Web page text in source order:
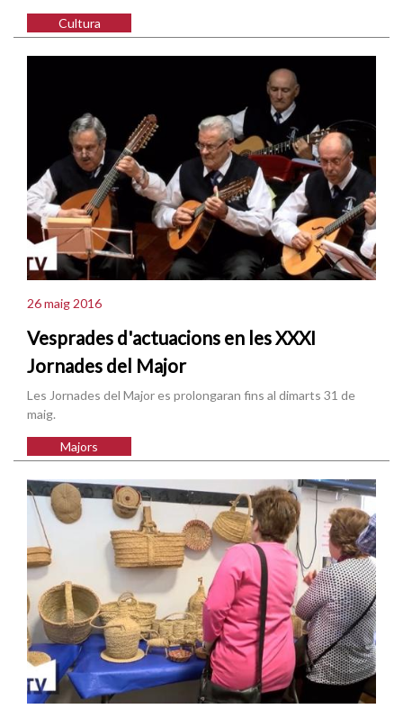
Cultura
26 maig 2016
Vesprades d'actuacions en les XXXI
Jornades del Major
Les Jornades del Major es prolongaran fins al dimarts 31 de
maig.
Majors